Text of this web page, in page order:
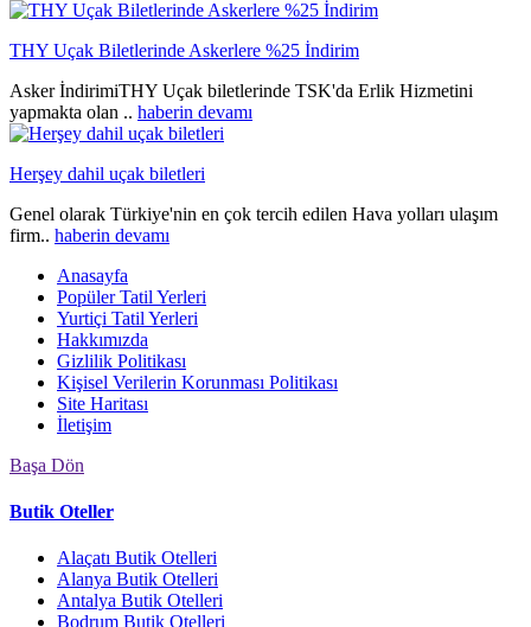
THY Uçak Biletlerinde Askerlere %25 İndirim
Asker İndirimiTHY Uçak biletlerinde TSK'da Erlik Hizmetini
yapmakta olan .. haberin devamı
Herşey dahil uçak biletleri
Genel olarak Türkiye'nin en çok tercih edilen Hava yolları ulaşım
firm.. haberin devamı
Anasayfa
Popüler Tatil Yerleri
Yurtiçi Tatil Yerleri
Hakkımızda
Gizlilik Politikası
Kişisel Verilerin Korunması Politikası
Site Haritası
İletişim
Başa Dön
Butik Oteller
Alaçatı Butik Otelleri
Alanya Butik Otelleri
Antalya Butik Otelleri
Bodrum Butik Otelleri